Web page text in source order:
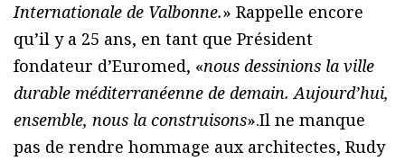
Internationale de Valbonne.» Rappelle encore
qu’il y a 25 ans, en tant que Président
fondateur d’Euromed, «nous dessinions la ville
durable méditerranéenne de demain. Aujourd’hui,
ensemble, nous la construisons».Il ne manque
pas de rendre hommage aux architectes, Rudy